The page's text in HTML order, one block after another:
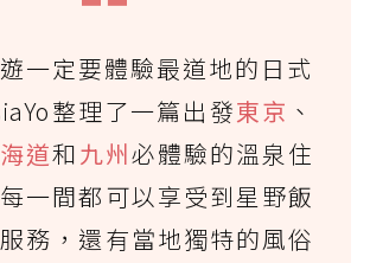
一定要體驗最道地的日式
整理了一篇出發東京 、
道和九州必體驗的溫泉住
一間都可以享受到星野飯
務，還有當地獨特的風俗